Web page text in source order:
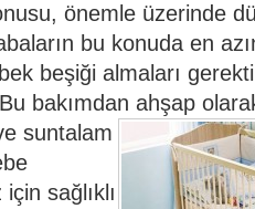
önemle üzerinde
bu konuda en
beşiği almaları
bakımdan ahşap
suntalam
sağlıklı